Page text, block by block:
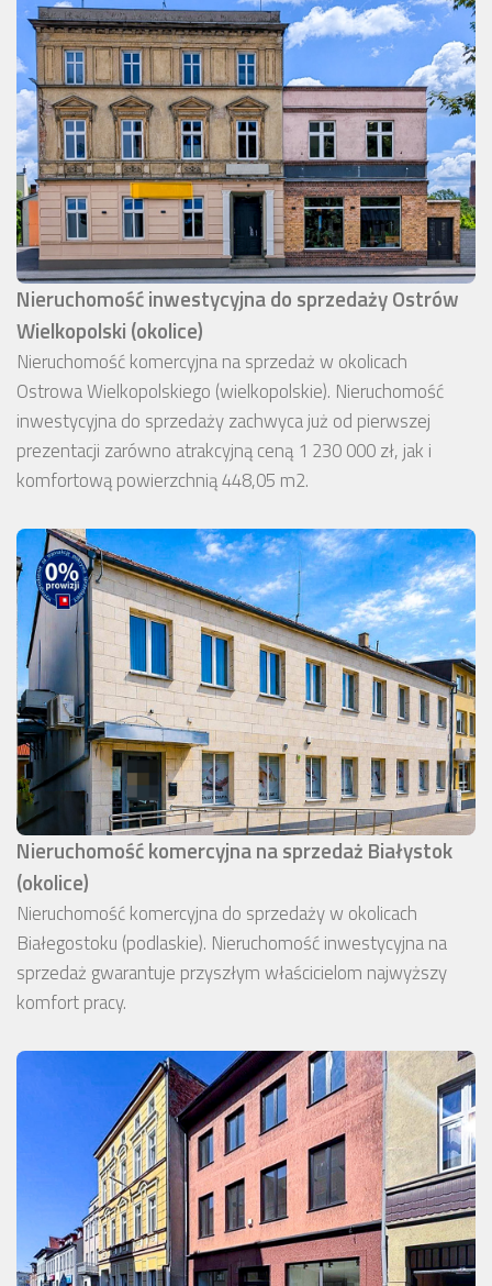
Nieruchomość inwestycyjna do sprzedaży Ostrów
Wielkopolski (okolice)
Nieruchomość komercyjna na sprzedaż w okolicach
Ostrowa Wielkopolskiego (wielkopolskie). Nieruchomość
inwestycyjna do sprzedaży zachwyca już od pierwszej
prezentacji zarówno atrakcyjną ceną 1 230 000 zł, jak i
komfortową powierzchnią 448,05 m2.
Nieruchomość komercyjna na sprzedaż Białystok
(okolice)
Nieruchomość komercyjna do sprzedaży w okolicach
Białegostoku (podlaskie). Nieruchomość inwestycyjna na
sprzedaż gwarantuje przyszłym właścicielom najwyższy
komfort pracy.